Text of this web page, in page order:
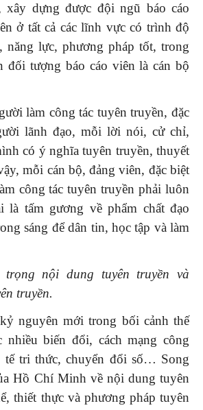
xây dựng được đội ngũ báo cáo
ở tất cả các lĩnh vực có trình độ
năng lực, phương pháp tốt, trong
đối tượng báo cáo viên là cán bộ
làm công tác tuyên truyền, đặc
lãnh đạo, mỗi lời nói, cử chỉ,
có ý nghĩa tuyên truyền, thuyết
mỗi cán bộ, đảng viên, đặc biệt
công tác tuyên truyền phải luôn
là tấm gương về phẩm chất đạo
sáng để dân tin, học tập và làm
nội dung tuyên truyền và
truyền.
nguyên mới trong bối cảnh thế
nhiều biến đổi, cách mạng công
tế tri thức, chuyển đổi số… Song
Hồ Chí Minh về nội dung tuyên
thiết thực và phương pháp tuyên